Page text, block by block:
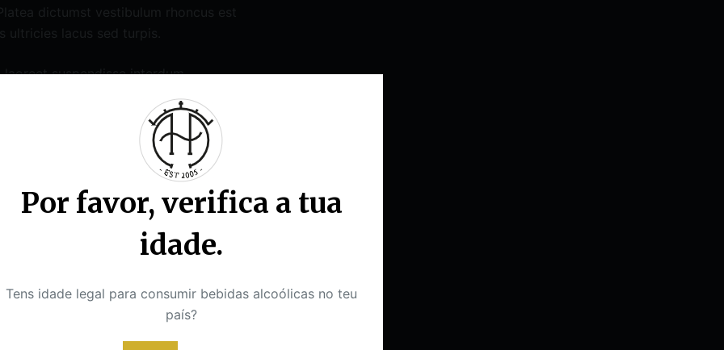
Por favor, verifica a tua
idade.
Tens idade legal para consumir bebidas alcoólicas no teu
país?
dictumst vestibulum rhoncus est
ultricies lacus sed turpis.
suspendisse interdum
tortor aliquam nulla facilisi cras
nibh sit amet. Eget egestas
etiam non quam lacus suspendisse.
diam volutpat commodo
consequat mauris. Arcu non odio
mattis. Posuere lorem ipsum
nulla facilisi nullam vehicula
rhoncus. At imperdiet dui
mollis. Mauris rhoncus aenean vel
vestibulum. Egestas purus
Sapien pellentesque habitant